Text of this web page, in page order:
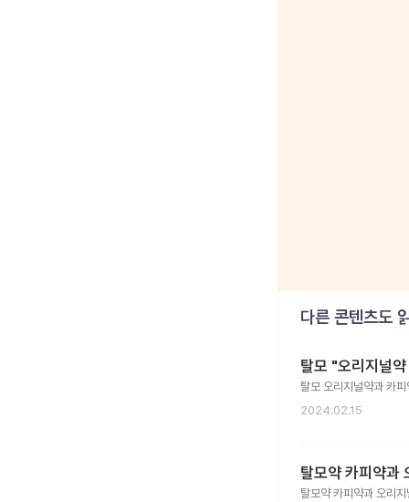
다른 콘텐츠도
탈모 "오리지널
탈모 오리지널약과 카
2024.02.15
탈모약 카피약과
탈모약 카피약과 오리